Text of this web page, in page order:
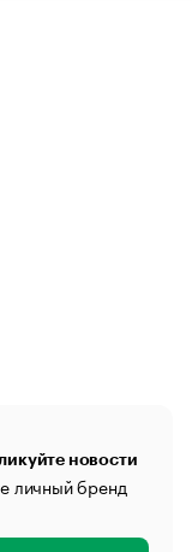
новости
личный бренд